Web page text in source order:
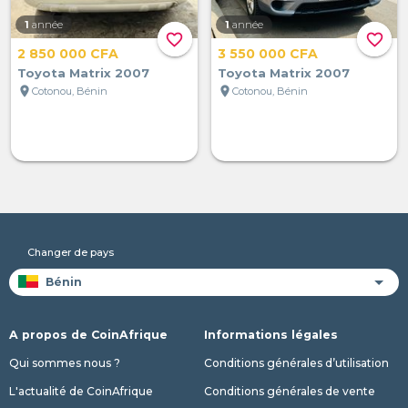
favorite_border
1 année
2 850 000 CFA
Toyota Matrix 2007
location_on Cotonou, Bénin
favorite_border
1 année
3 550 000 CFA
Toyota Matrix 2007
location_on Cotonou, Bénin
Changer de pays
A propos de CoinAfrique
Qui sommes nous ?
L'actualité de CoinAfrique
Informations légales
Conditions générales d’utilisation
Conditions générales de vente